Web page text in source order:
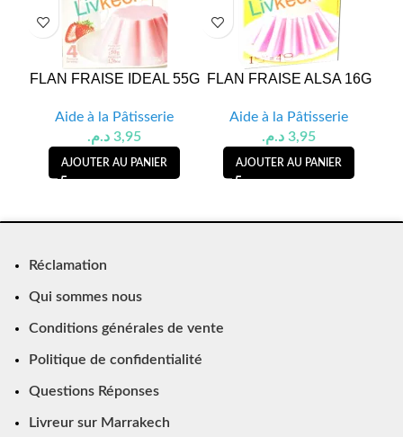
FLAN FRAISE IDEAL 55G
Aide à la Pâtisserie
3,95 د.م.
AJOUTER AU PANIER
FLAN FRAISE ALSA 16G
Aide à la Pâtisserie
3,95 د.م.
AJOUTER AU PANIER
Réclamation
Qui sommes nous
Conditions générales de vente
Politique de confidentialité
Questions Réponses
Livreur sur Marrakech